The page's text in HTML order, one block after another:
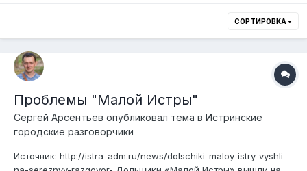
СОРТИРОВКА
Проблемы "Малой Истры"
Сергей Арсентьев опубликовал тема в Истринские
городские разговорчики
Источник: http://istra-adm.ru/news/dolschiki-maloy-istry-vyshli-